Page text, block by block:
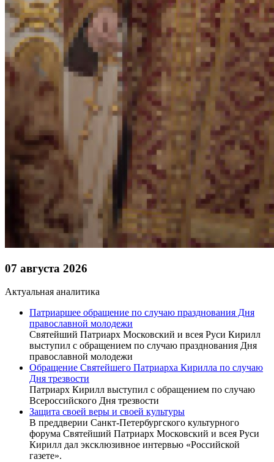
07 августа 2026
Актуальная аналитика
Патриаршее обращение по случаю празднования Дня
православной молодежи
Святейший Патриарх Московский и всея Руси Кирилл
выступил с обращением по случаю празднования Дня
православной молодежи
Обращение Святейшего Патриарха Кирилла по случаю
Дня трезвости
Патриарх Кирилл выступил с обращением по случаю
Всероссийского Дня трезвости
Защита своей веры и своей культуры
В преддверии Санкт-Петербургского культурного
форума Святейший Патриарх Московский и всея Руси
Кирилл дал эксклюзивное интервью «Российской
газете».